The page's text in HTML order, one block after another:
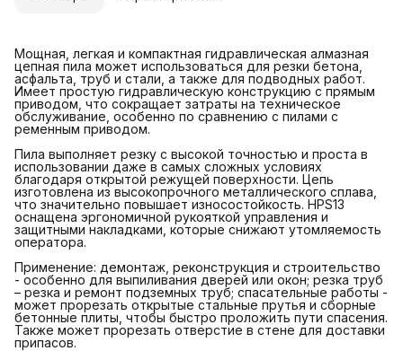
Мощная, легкая и компактная гидравлическая алмазная
цепная пила может использоваться для резки бетона,
асфальта, труб и стали, а также для подводных работ.
Имеет простую гидравлическую конструкцию с прямым
приводом, что сокращает затраты на техническое
обслуживание, особенно по сравнению с пилами с
ременным приводом.
Пила выполняет резку с высокой точностью и проста в
использовании даже в самых сложных условиях
благодаря открытой режущей поверхности. Цепь
изготовлена из высокопрочного металлического сплава,
что значительно повышает износостойкость. HPS13
оснащена эргономичной рукояткой управления и
защитными накладками, которые снижают утомляемость
оператора.
Применение: демонтаж, реконструкция и строительство
- особенно для выпиливания дверей или окон; резка труб
– резка и ремонт подземных труб; спасательные работы -
может прорезать открытые стальные прутья и сборные
бетонные плиты, чтобы быстро проложить пути спасения.
Также может прорезать отверстие в стене для доставки
припасов.